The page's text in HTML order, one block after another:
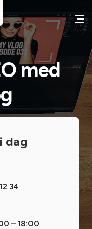
med
dag
34
– 18:00